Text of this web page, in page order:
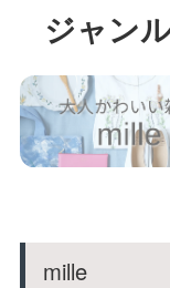
ジャン
mille